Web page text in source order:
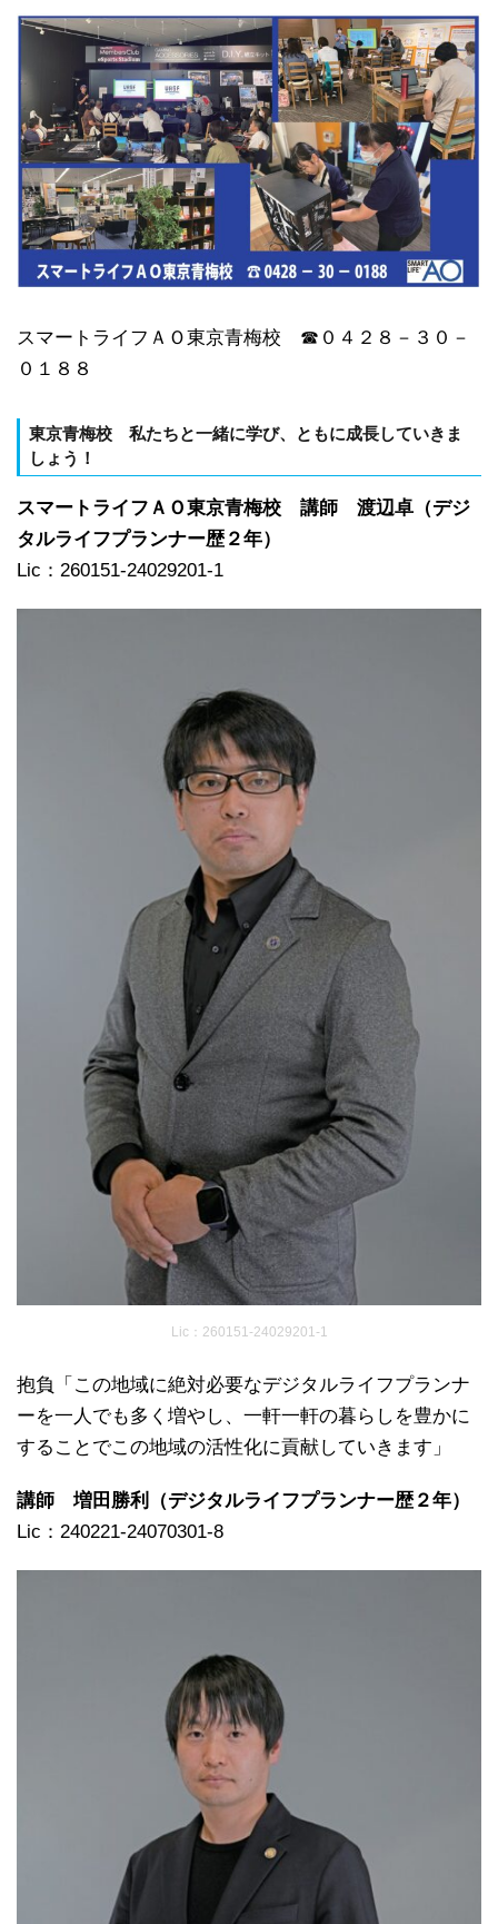
スマートライフＡＯ東京青梅校 ☎０４２８－３０－
０１８８
東京青梅校 私たちと一緒に学び、ともに成長していきま
しょう！
スマートライフＡＯ東京青梅校 講師 渡辺卓（デジ
タルライフプランナー歴２年）
Lic：260151-24029201-1
Lic：260151-24029201-1
抱負「この地域に絶対必要なデジタルライフプランナ
ーを一人でも多く増やし、一軒一軒の暮らしを豊かに
することでこの地域の活性化に貢献していきます」
講師 増田勝利（デジタルライフプランナー歴２年）
Lic：240221-24070301-8